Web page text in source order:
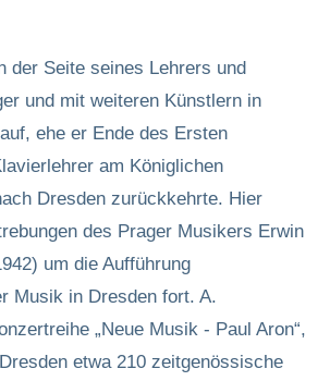
der Seite seines Lehrers und
und mit weiteren Künstlern in
ehe er Ende des Ersten
am Königlichen
Dresden zurückkehrte. Hier
des Prager Musikers Erwin
um die Aufführung
Musik in Dresden fort. A.
„Neue Musik - Paul Aron“,
etwa 210 zeitgenössische